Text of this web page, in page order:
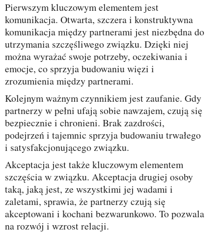
Pierwszym kluczowym elementem jest
komunikacja. Otwarta, szczera i konstruktywna
komunikacja między partnerami jest niezbędna do
utrzymania szczęśliwego związku. Dzięki niej
można wyrażać swoje potrzeby, oczekiwania i
emocje, co sprzyja budowaniu więzi i
zrozumienia między partnerami.
Kolejnym ważnym czynnikiem jest zaufanie. Gdy
partnerzy w pełni ufają sobie nawzajem, czują się
bezpiecznie i chronieni. Brak zazdrości,
podejrzeń i tajemnic sprzyja budowaniu trwałego
i satysfakcjonującego związku.
Akceptacja jest także kluczowym elementem
szczęścia w związku. Akceptacja drugiej osoby
taką, jaką jest, ze wszystkimi jej wadami i
zaletami, sprawia, że partnerzy czują się
akceptowani i kochani bezwarunkowo. To pozwala
na rozwój i wzrost relacji.